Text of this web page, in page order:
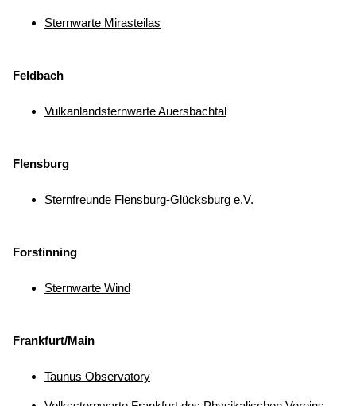
Sternwarte Mirasteilas
Feldbach
Vulkanlandsternwarte Auersbachtal
Flensburg
Sternfreunde Flensburg-Glücksburg e.V.
Forstinning
Sternwarte Wind
Frankfurt/Main
Taunus Observatory